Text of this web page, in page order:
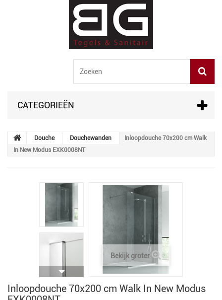
CATEGORIEËN
Douche Douchewanden
Inloopdouche 70x200 cm Walk
In New Modus EXK0008NT
Bekijk groter
Inloopdouche 70x200 cm Walk In New Modus